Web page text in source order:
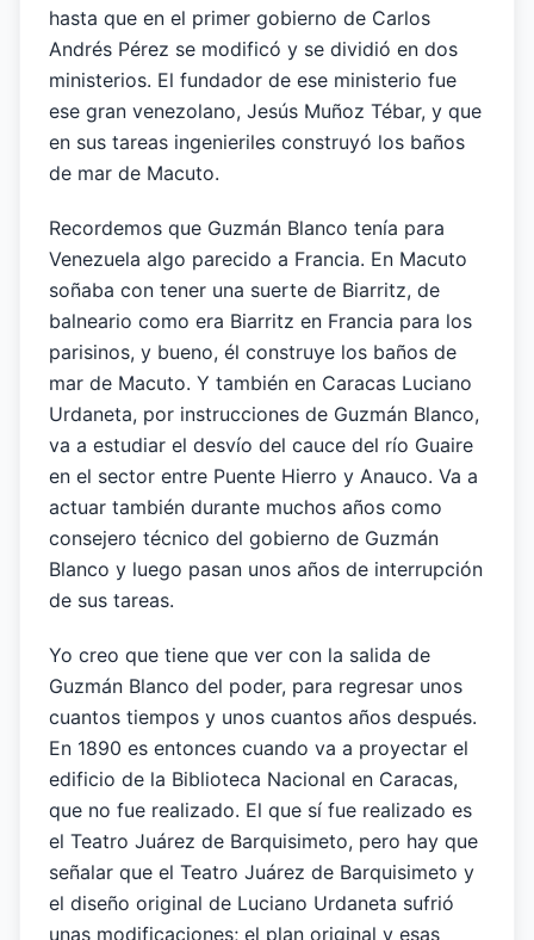
hasta que en el primer gobierno de Carlos
Andrés Pérez se modificó y se dividió en dos
ministerios. El fundador de ese ministerio fue
ese gran venezolano, Jesús Muñoz Tébar, y que
en sus tareas ingenieriles construyó los baños
de mar de Macuto.
Recordemos que Guzmán Blanco tenía para
Venezuela algo parecido a Francia. En Macuto
soñaba con tener una suerte de Biarritz, de
balneario como era Biarritz en Francia para los
parisinos, y bueno, él construye los baños de
mar de Macuto. Y también en Caracas Luciano
Urdaneta, por instrucciones de Guzmán Blanco,
va a estudiar el desvío del cauce del río Guaire
en el sector entre Puente Hierro y Anauco. Va a
actuar también durante muchos años como
consejero técnico del gobierno de Guzmán
Blanco y luego pasan unos años de interrupción
de sus tareas.
Yo creo que tiene que ver con la salida de
Guzmán Blanco del poder, para regresar unos
cuantos tiempos y unos cuantos años después.
En 1890 es entonces cuando va a proyectar el
edificio de la Biblioteca Nacional en Caracas,
que no fue realizado. El que sí fue realizado es
el Teatro Juárez de Barquisimeto, pero hay que
señalar que el Teatro Juárez de Barquisimeto y
el diseño original de Luciano Urdaneta sufrió
unas modificaciones; el plan original y esas